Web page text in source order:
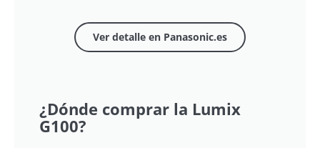
Ver detalle en Panasonic.es
¿Dónde comprar la Lumix
G100?